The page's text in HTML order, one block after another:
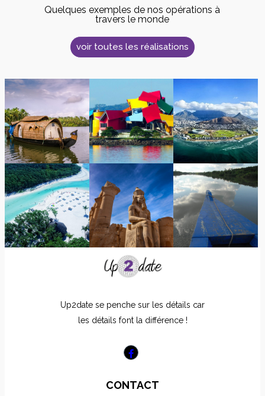
Quelques exemples de nos opérations à
travers le monde
voir toutes les réalisations
Up2date se penche sur les détails car
les détails font la différence !
CONTACT